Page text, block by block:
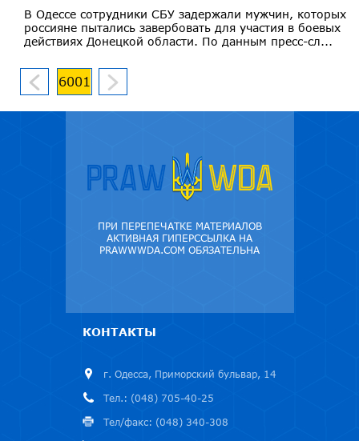
В Одессе сотрудники СБУ задержали мужчин, которых
россияне пытались завербовать для участия в боевых
действиях Донецкой области. По данным пресс-сл...
6001
ПРИ ПЕРЕПЕЧАТКЕ МАТЕРИАЛОВ
АКТИВНАЯ ГИПЕРССЫЛКА НА
PRAWWWDA.COM ОБЯЗАТЕЛЬНА
КОНТАКТЫ
г. Одесса, Приморский бульвар, 14
Тел.: (048) 705-40-25
Тел/факс: (048) 340-308